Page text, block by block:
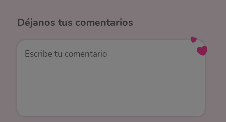
Déjanos tus comentarios